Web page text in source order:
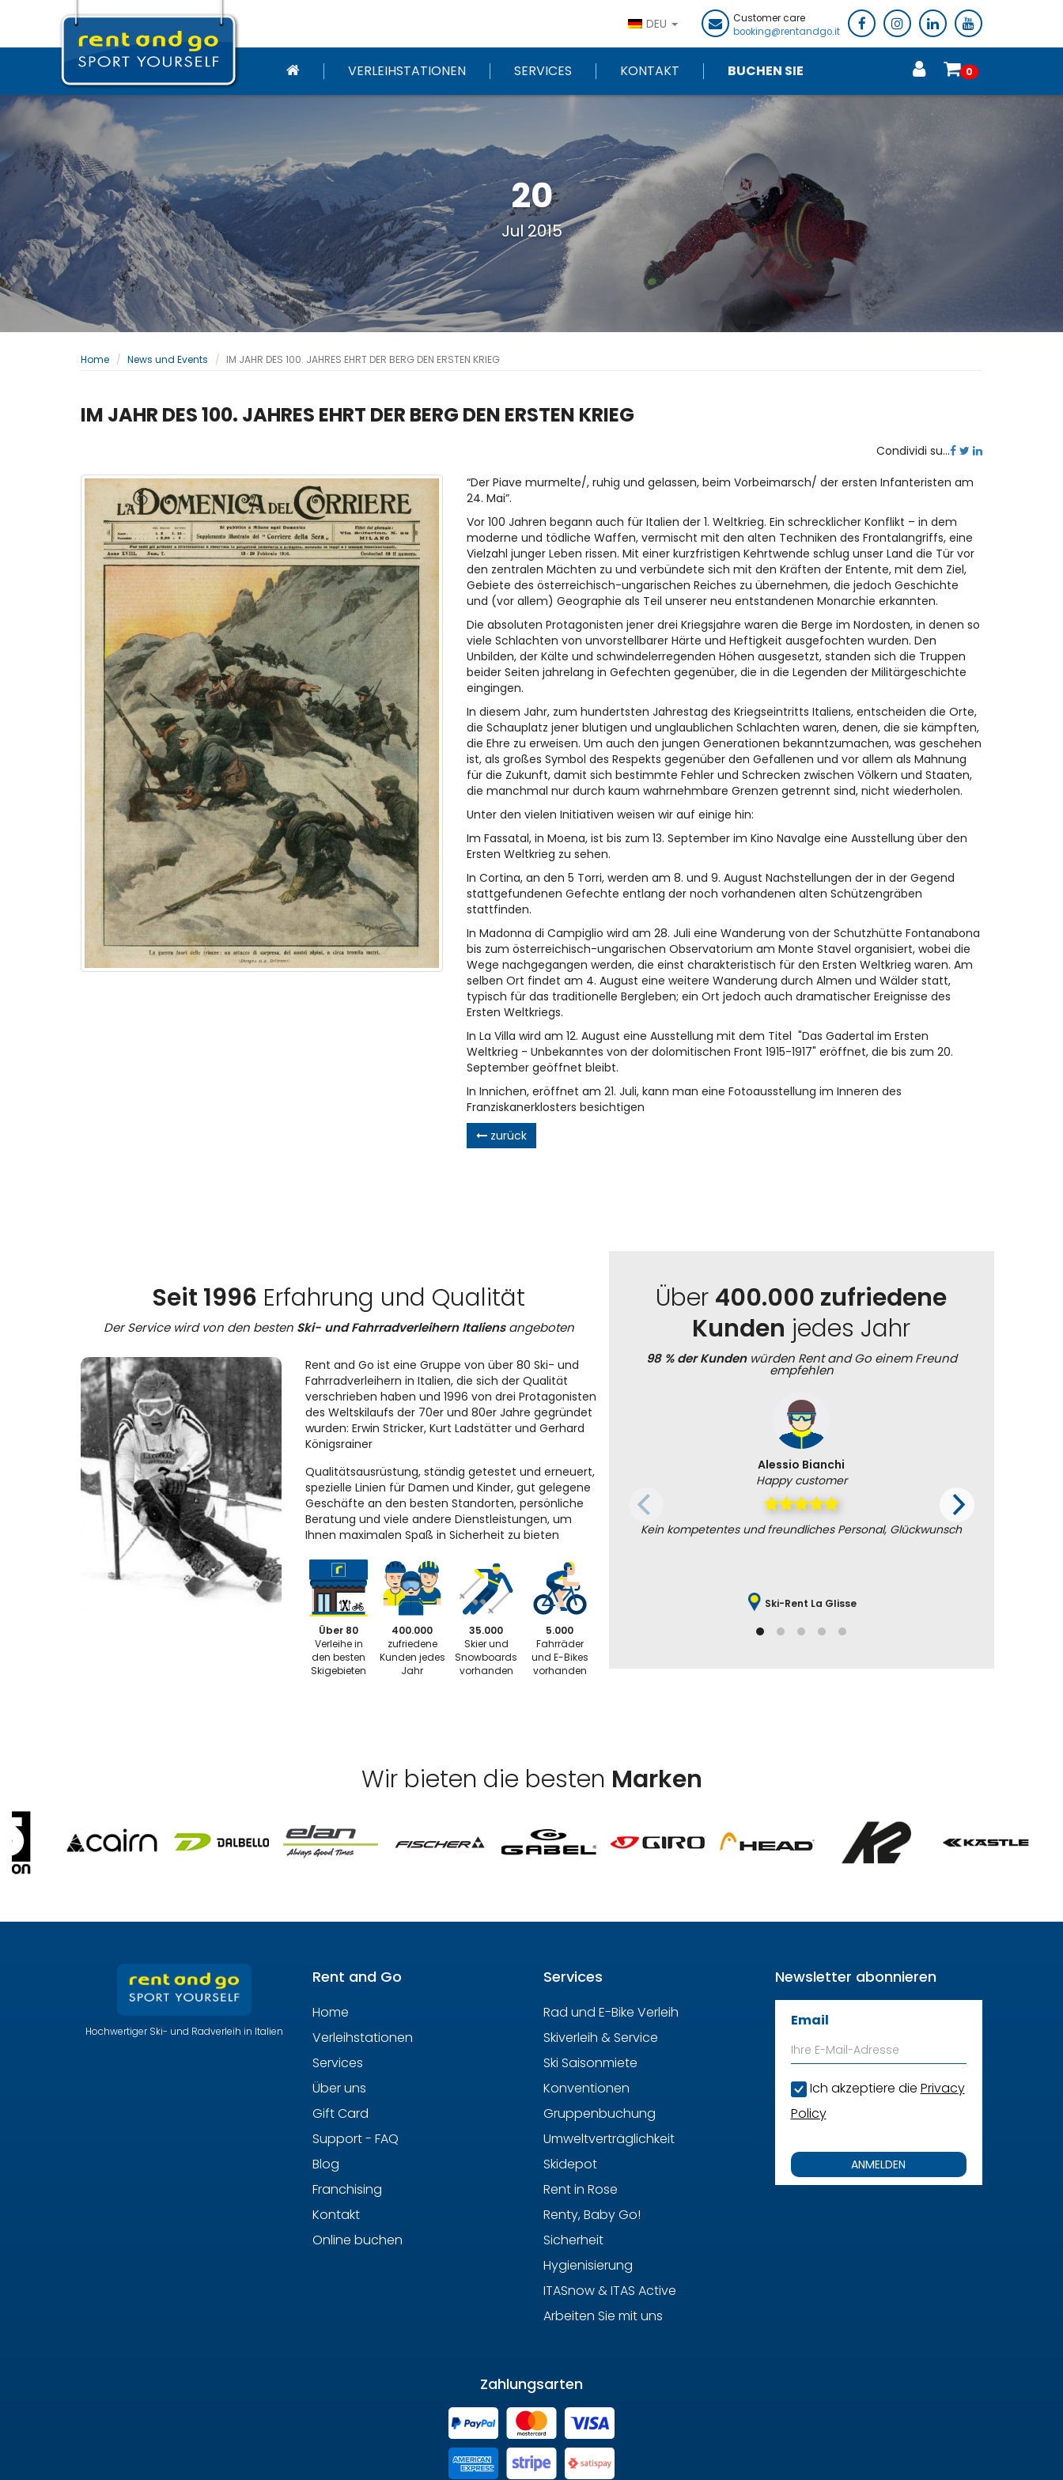
DEU
Customer care
booking@rentandgo.it
VERLEIHSTATIONEN SERVICES KONTAKT BUCHEN SIE 0
20
Jul 2015
Home News und Events IM JAHR DES 100. JAHRES EHRT DER BERG DEN ERSTEN KRIEG
IM JAHR DES 100. JAHRES EHRT DER BERG DEN ERSTEN KRIEG
Condividi su...
“Der Piave murmelte/, ruhig und gelassen, beim Vorbeimarsch/ der ersten Infanteristen am
24. Mai”.
Vor 100 Jahren begann auch für Italien der 1. Weltkrieg. Ein schrecklicher Konflikt – in dem
moderne und tödliche Waffen, vermischt mit den alten Techniken des Frontalangriffs, eine
Vielzahl junger Leben rissen. Mit einer kurzfristigen Kehrtwende schlug unser Land die Tür vor
den zentralen Mächten zu und verbündete sich mit den Kräften der Entente, mit dem Ziel,
Gebiete des österreichisch-ungarischen Reiches zu übernehmen, die jedoch Geschichte
und (vor allem) Geographie als Teil unserer neu entstandenen Monarchie erkannten.
Die absoluten Protagonisten jener drei Kriegsjahre waren die Berge im Nordosten, in denen so
viele Schlachten von unvorstellbarer Härte und Heftigkeit ausgefochten wurden. Den
Unbilden, der Kälte und schwindelerregenden Höhen ausgesetzt, standen sich die Truppen
beider Seiten jahrelang in Gefechten gegenüber, die in die Legenden der Militärgeschichte
eingingen.
In diesem Jahr, zum hundertsten Jahrestag des Kriegseintritts Italiens, entscheiden die Orte,
die Schauplatz jener blutigen und unglaublichen Schlachten waren, denen, die sie kämpften,
die Ehre zu erweisen. Um auch den jungen Generationen bekanntzumachen, was geschehen
ist, als großes Symbol des Respekts gegenüber den Gefallenen und vor allem als Mahnung
für die Zukunft, damit sich bestimmte Fehler und Schrecken zwischen Völkern und Staaten,
die manchmal nur durch kaum wahrnehmbare Grenzen getrennt sind, nicht wiederholen.
Unter den vielen Initiativen weisen wir auf einige hin:
Im Fassatal, in Moena, ist bis zum 13. September im Kino Navalge eine Ausstellung über den
Ersten Weltkrieg zu sehen.
In Cortina, an den 5 Torri, werden am 8. und 9. August Nachstellungen der in der Gegend
stattgefundenen Gefechte entlang der noch vorhandenen alten Schützengräben
stattfinden.
In Madonna di Campiglio wird am 28. Juli eine Wanderung von der Schutzhütte Fontanabona
bis zum österreichisch-ungarischen Observatorium am Monte Stavel organisiert, wobei die
Wege nachgegangen werden, die einst charakteristisch für den Ersten Weltkrieg waren. Am
selben Ort findet am 4. August eine weitere Wanderung durch Almen und Wälder statt,
typisch für das traditionelle Bergleben; ein Ort jedoch auch dramatischer Ereignisse des
Ersten Weltkriegs.
In La Villa wird am 12. August eine Ausstellung mit dem Titel "Das Gadertal im Ersten
Weltkrieg - Unbekanntes von der dolomitischen Front 1915-1917" eröffnet, die bis zum 20.
September geöffnet bleibt.
In Innichen, eröffnet am 21. Juli, kann man eine Fotoausstellung im Inneren des
Franziskanerklosters besichtigen
zurück
Über 400.000 zufriedene
Kunden jedes Jahr
98 % der Kundenwürden Rent and Go einem Freund
empfehlen
Alessio Bianchi
Happy customer
Kein kompetentes und freundliches Personal, Glückwunsch
Ski-Rent La Glisse
Seit 1996 Erfahrung und Qualität
Der Service wird von den besten Ski- und Fahrradverleihern Italiensangeboten
Rent and Go ist eine Gruppe von über 80 Ski- und
Fahrradverleihern in Italien, die sich der Qualität
verschrieben haben und 1996 von drei Protagonisten
des Weltskilaufs der 70er und 80er Jahre gegründet
wurden: Erwin Stricker, Kurt Ladstätter und Gerhard
Königsrainer
Qualitätsausrüstung, ständig getestet und erneuert,
spezielle Linien für Damen und Kinder, gut gelegene
Geschäfte an den besten Standorten, persönliche
Beratung und viele andere Dienstleistungen, um
Ihnen maximalen Spaß in Sicherheit zu bieten
Über 80
Verleihe in
den besten
Skigebieten
400.000
zufriedene
Kunden jedes
Jahr
35.000
Skier und
Snowboards
vorhanden
5.000
Fahrräder
und E-Bikes
vorhanden
Wir bieten die besten Marken
Hochwertiger Ski- und Radverleih in Italien
Rent and Go
Home
Verleihstationen
Services
Über uns
Gift Card
Support - FAQ
Blog
Franchising
Kontakt
Online buchen
Services
Rad und E-Bike Verleih
Skiverleih & Service
Ski Saisonmiete
Konventionen
Gruppenbuchung
Umweltverträglichkeit
Skidepot
Rent in Rose
Renty, Baby Go!
Sicherheit
Hygienisierung
ITASnow & ITAS Active
Arbeiten Sie mit uns
Newsletter abonnieren
Email
Ich akzeptiere die Privacy
Policy
ANMELDEN
Zahlungsarten